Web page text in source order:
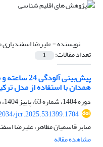
نویسنده =علیرضا
تعداد مقالات: 1
پیش‌بینی
همدان با استفاده از مدل
دوره 1404، شماره 63، پاییز 1404، صفحه
jcr.2025.531399.1704
صابر قاسمیان مظاهر، علیرضا
مشاهده مقاله